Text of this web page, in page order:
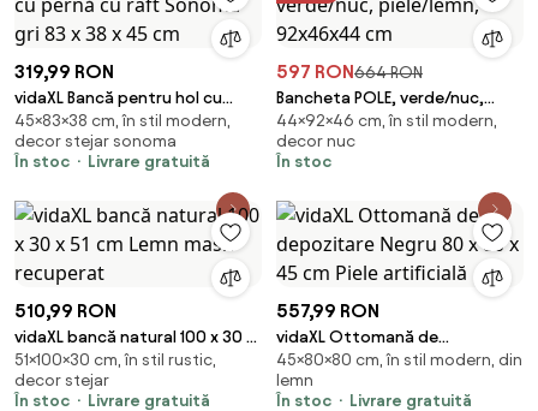
319,99 RON
vidaXL Bancă pentru hol cu
pernă cu raft Sonoma gri 83 x
38 x 45 cm
45×83×38 cm, în stil modern,
decor stejar sonoma
În stoc
Livrare gratuită
597 RON664 RON
Bancheta POLE, verde/nuc,
piele/lemn, 92x46x44 cm
44×92×46 cm, în stil modern,
decor nuc
În stoc
510,99 RON
vidaXL bancă natural 100 x 30 x
51 cm Lemn masiv recuperat
51×100×30 cm, în stil rustic,
decor stejar
În stoc
Livrare gratuită
557,99 RON
vidaXL Ottomană de
depozitare Negru 80 x 80 x 45
cm Piele artificială
45×80×80 cm, în stil modern, din
lemn
În stoc
Livrare gratuită